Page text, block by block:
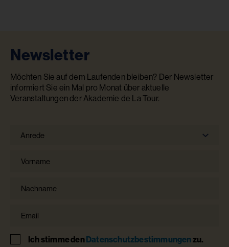
Newsletter
Möchten Sie auf dem Laufenden bleiben? Der Newsletter
informiert Sie ein Mal pro Monat über aktuelle
Veranstaltungen der Akademie de La Tour.
Anrede
Hinweis
Ich stimme denDatenschutzbestimmungenzu.